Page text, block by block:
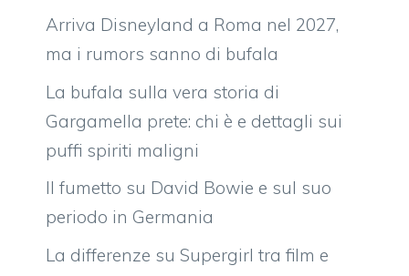
Arriva Disneyland a Roma nel 2027,
ma i rumors sanno di bufala
La bufala sulla vera storia di
Gargamella prete: chi è e dettagli sui
puffi spiriti maligni
Il fumetto su David Bowie e sul suo
periodo in Germania
La differenze su Supergirl tra film e